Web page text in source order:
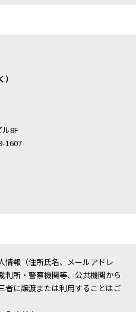
8F
1607
情報（住所氏名、メールアドレ
判所・警察機関等、公共機関から
者に譲渡または利用することはご